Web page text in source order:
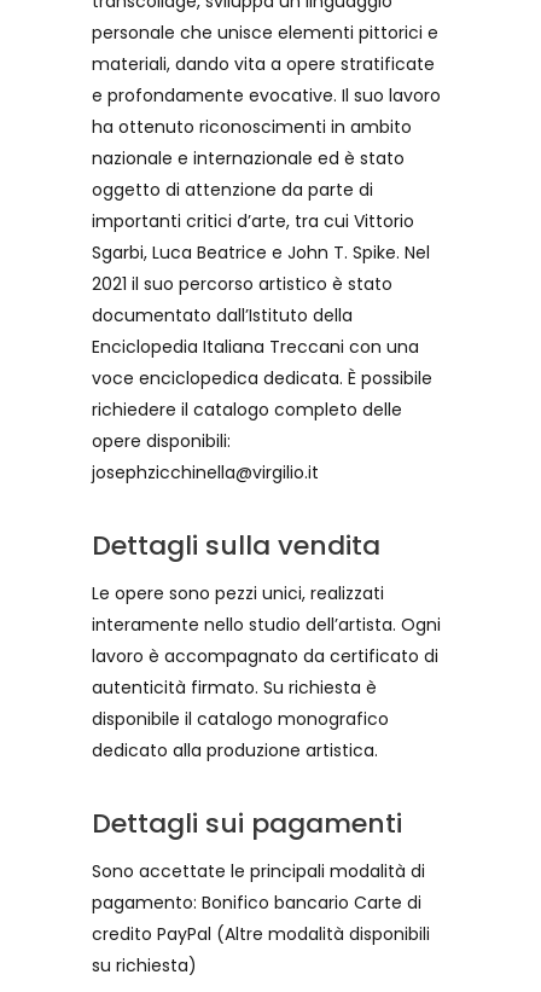
personale che unisce elementi pittorici e
materiali, dando vita a opere stratificate
e profondamente evocative. Il suo lavoro
ha ottenuto riconoscimenti in ambito
nazionale e internazionale ed è stato
oggetto di attenzione da parte di
importanti critici d’arte, tra cui Vittorio
Sgarbi, Luca Beatrice e John T. Spike. Nel
2021 il suo percorso artistico è stato
documentato dall’Istituto della
Enciclopedia Italiana Treccani con una
voce enciclopedica dedicata. È possibile
richiedere il catalogo completo delle
opere disponibili:
josephzicchinella@virgilio.it
Dettagli sulla vendita
Le opere sono pezzi unici, realizzati
interamente nello studio dell’artista. Ogni
lavoro è accompagnato da certificato di
autenticità firmato. Su richiesta è
disponibile il catalogo monografico
dedicato alla produzione artistica.
Dettagli sui pagamenti
Sono accettate le principali modalità di
pagamento: Bonifico bancario Carte di
credito PayPal (Altre modalità disponibili
su richiesta)